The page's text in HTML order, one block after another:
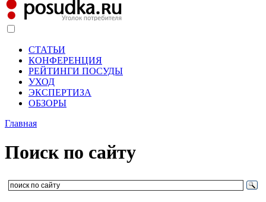
СТАТЬИ
КОНФЕРЕНЦИЯ
РЕЙТИНГИ ПОСУДЫ
УХОД
ЭКСПЕРТИЗА
ОБЗОРЫ
Главная
Поиск по сайту